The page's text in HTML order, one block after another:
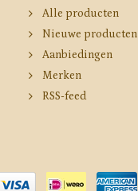
Alle producten
Nieuwe producten
Aanbiedingen
Merken
RSS-feed